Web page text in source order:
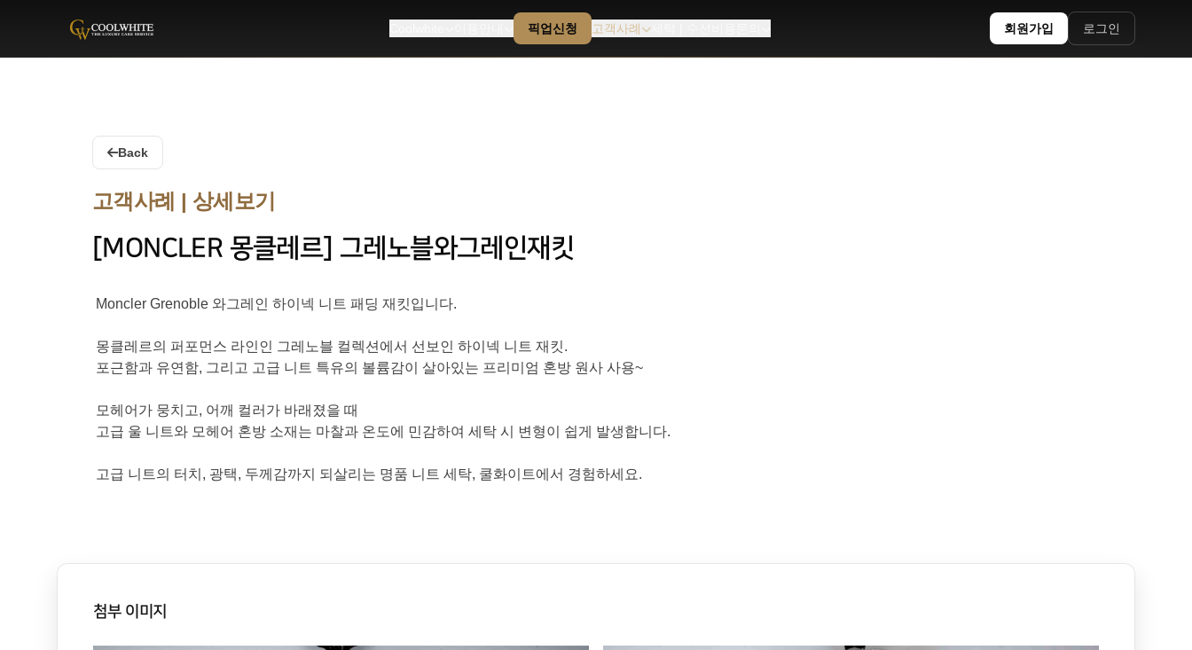
Coolwhite
픽업신청 고객사례 회원가입 로그인
Back
고객사례 | 상세보기
[MONCLER 몽클레르] 그레노블와그레인재킷
Moncler Grenoble 와그레인 하이넥 니트 패딩 재킷입니다.
몽클레르의 퍼포먼스 라인인 그레노블 컬렉션에서 선보인 하이넥 니트 재킷.
포근함과 유연함, 그리고 고급 니트 특유의 볼륨감이 살아있는 프리미엄 혼방 원사 사용~
모헤어가 뭉치고, 어깨 컬러가 바래졌을 때
고급 울 니트와 모헤어 혼방 소재는 마찰과 온도에 민감하여 세탁 시 변형이 쉽게 발생합니다.
고급 니트의 터치, 광택, 두께감까지 되살리는 명품 니트 세탁, 쿨화이트에서 경험하세요.
첨부 이미지